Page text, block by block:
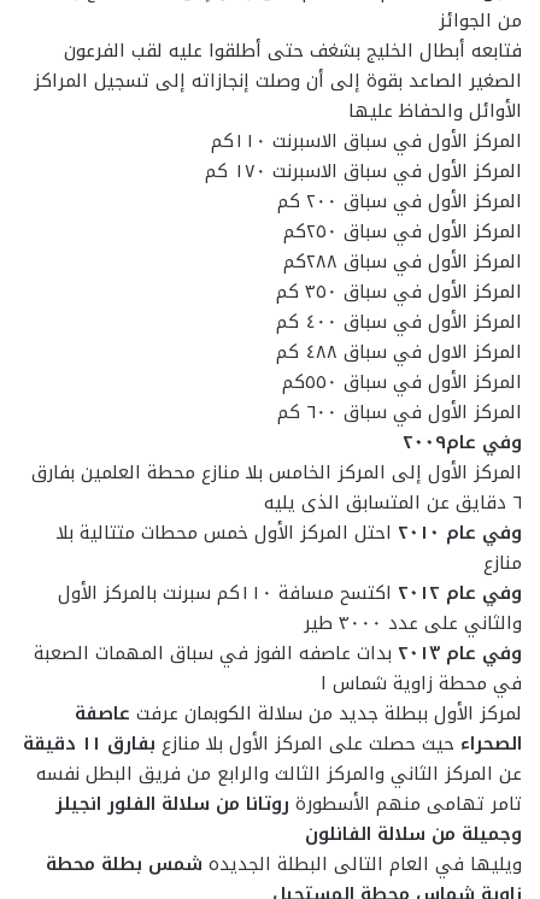
من الجوائز
فتابعه أبطال الخليج بشغف حتى أطلقوا عليه لقب الفرعون
الصغير الصاعد بقوة إلى أن وصلت إنجازاته إلى تسجيل المراكز
الأوائل والحفاظ عليها
المركز الأول في سباق الاسبرنت ١١٠كم
المركز الأول في سباق الاسبرنت ١٧٠ كم
المركز الأول في سباق ٢٠٠ كم
المركز الأول في سباق ٢٥٠كم
المركز الأول في سباق ٢٨٨كم
المركز الأول في سباق ٣٥٠ كم
المركز الأول في سباق ٤٠٠ كم
المركز الاول في سباق ٤٨٨ كم
المركز الأول في سباق ٥٥٠كم
المركز الأول في سباق ٦٠٠ كم
وفي عام٢٠٠٩
المركز الأول إلى المركز الخامس بلا منازع محطة العلمين بفارق
٦ دقايق عن المتسابق الذى يليه
وفي عام ٢٠١٠
احتل المركز الأول خمس محطات متتالية بلا
منازع
وفي عام ٢٠١٢
اكتسح مسافة ١١٠كم سبرنت بالمركز الأول
والثاني على عدد ٣٠٠٠ طير
وفي عام ٢٠١٣
بدات عاصفه الفوز في سباق المهمات الصعبة
في محطة زاوية شماس ا
لمركز الأول ببطلة جديد من سلالة الكوبمان عرفت عاصفة
الصحراء حيث حصلت على المركز الأول بلا منازع بفارق ١١ دقيقة
عن المركز الثاني والمركز الثالث والرابع من فريق البطل نفسه
تامر تهامى منهم الأسطورة روتانا من سلالة الفلور انجيلز
وجميلة من سلالة الفانلون
ويليها في العام التالى البطلة الجديده شمس بطلة محطة